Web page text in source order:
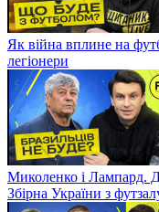
Як війна вплине на
легіонери
Миколенко і Лампард.
Збірна України з